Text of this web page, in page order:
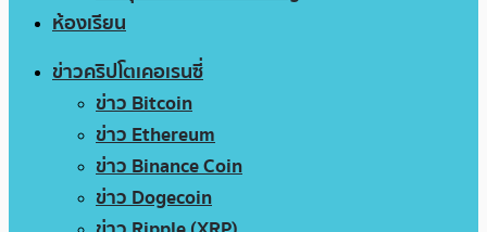
ห้องเรียน
ข่าวคริปโตเคอเรนซี่
ข่าว Bitcoin
ข่าว Ethereum
ข่าว Binance Coin
ข่าว Dogecoin